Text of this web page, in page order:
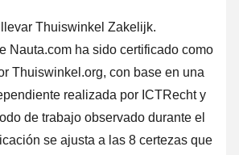
Thuiswinkel Zakelijk.
Nauta.com ha sido certificado como
Thuiswinkel.org, con base en una
realizada por ICTRecht y
de trabajo observado durante el
se ajusta a las 8 certezas que